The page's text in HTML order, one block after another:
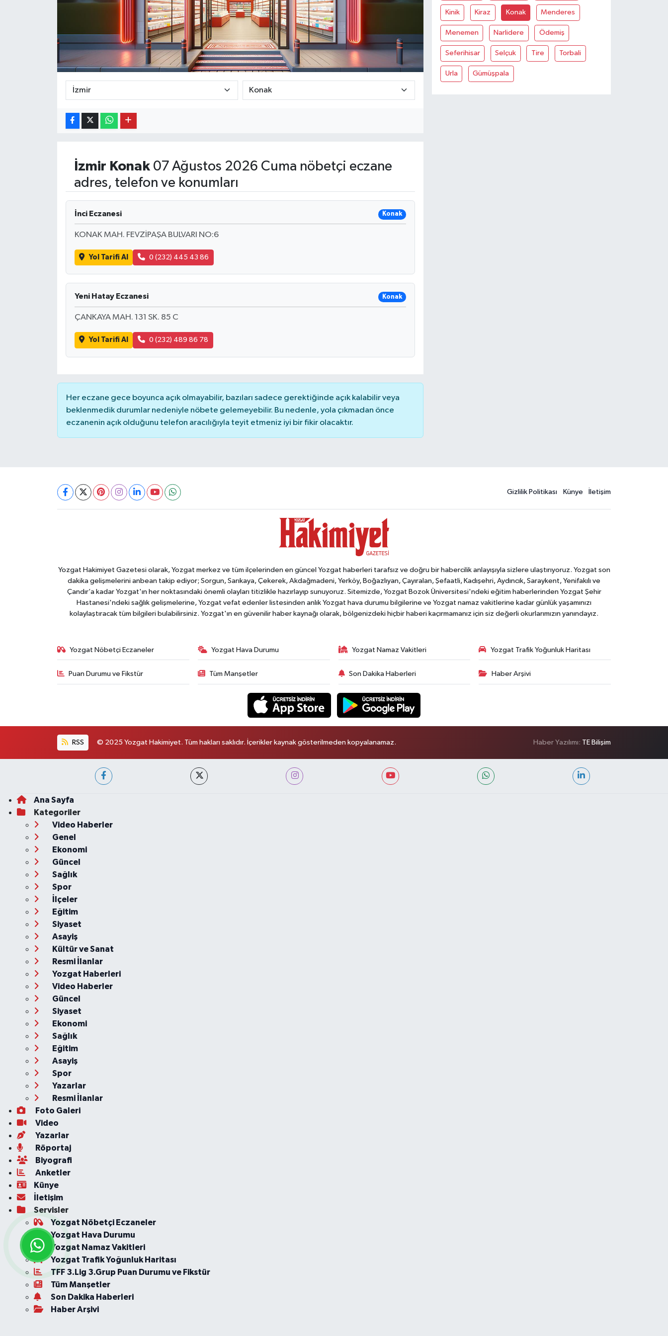
İzmir Konak07 Ağustos 2026 Cuma nöbetçi eczane
adres, telefon ve konumları
İnci Eczanesi Konak
KONAK MAH. FEVZİPAŞA BULVARI NO:6
Yol Tarifi Al 0 (232) 445 43 86
Yeni Hatay Eczanesi Konak
ÇANKAYA MAH. 131 SK. 85 C
Yol Tarifi Al 0 (232) 489 86 78
Her eczane gece boyunca açık olmayabilir, bazıları sadece gerektiğinde açık kalabilir veya
beklenmedik durumlar nedeniyle nöbete gelemeyebilir. Bu nedenle, yola çıkmadan önce
eczanenin açık olduğunu telefon aracılığıyla teyit etmeniz iyi bir fikir olacaktır.
Kinik Kiraz Konak Menderes
Menemen Narlidere Ödemiş
Seferihisar Selçuk Tire Torbali
Urla Gümüşpala
Gizlilik Politikası Künye İletişim
Yozgat Hakimiyet Gazetesi olarak, Yozgat merkez ve tüm ilçelerinden en güncel Yozgat haberleri tarafsız ve doğru bir habercilik anlayışıyla sizlere ulaştırıyoruz. Yozgat son
dakika gelişmelerini anbean takip ediyor; Sorgun, Sarıkaya, Çekerek, Akdağmadeni, Yerköy, Boğazlıyan, Çayıralan, Şefaatli, Kadışehri, Aydıncık, Saraykent, Yenifakılı ve
Çandır’a kadar Yozgat'ın her noktasındaki önemli olayları titizlikle hazırlayıp sunuyoruz. Sitemizde, Yozgat Bozok Üniversitesi'ndeki eğitim haberlerinden Yozgat Şehir
Hastanesi'ndeki sağlık gelişmelerine, Yozgat vefat edenler listesinden anlık Yozgat hava durumu bilgilerine ve Yozgat namaz vakitlerine kadar günlük yaşamınızı
kolaylaştıracak tüm bilgileri bulabilirsiniz. Yozgat'ın en güvenilir haber kaynağı olarak, bölgenizdeki hiçbir haberi kaçırmamanız için siz değerli okurlarımızın yanındayız.
Yozgat Nöbetçi Eczaneler Yozgat Hava Durumu Yozgat Namaz Vakitleri Yozgat Trafik Yoğunluk Haritası
Puan Durumu ve Fikstür Tüm Manşetler Son Dakika Haberleri Haber Arşivi
RSS © 2025 Yozgat Hakimiyet. Tüm hakları saklıdır. İçerikler kaynak gösterilmeden kopyalanamaz. Haber Yazılımı: TE Bilişim
Ana Sayfa
Kategoriler
Video Haberler
Genel
Ekonomi
Güncel
Sağlık
Spor
İlçeler
Eğitim
Siyaset
Asayiş
Kültür ve Sanat
Resmi İlanlar
Yozgat Haberleri
Video Haberler
Güncel
Siyaset
Ekonomi
Sağlık
Eğitim
Asayiş
Spor
Yazarlar
Resmi İlanlar
Foto Galeri
Video
Yazarlar
Röportaj
Biyografi
Anketler
Künye
İletişim
Servisler
Yozgat Nöbetçi Eczaneler
Yozgat Hava Durumu
Yozgat Namaz Vakitleri
Yozgat Trafik Yoğunluk Haritası
TFF 3.Lig 3.Grup Puan Durumu ve Fikstür
Tüm Manşetler
Son Dakika Haberleri
Haber Arşivi